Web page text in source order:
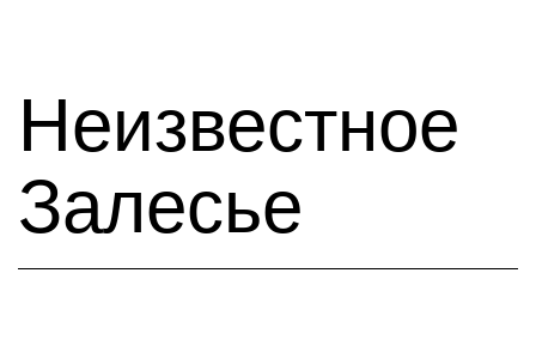
Неизвестное
Залесье